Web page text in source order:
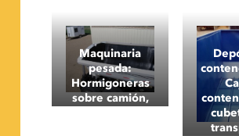
Maquinaria
pesada:
Hormigoneras
sobre camión,